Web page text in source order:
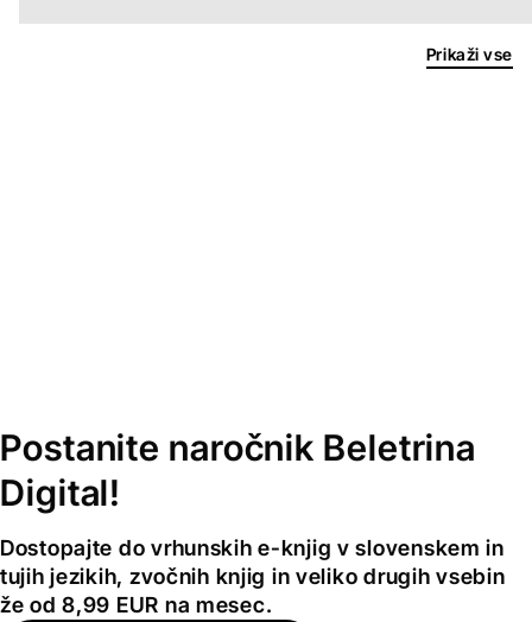
Prikaži vse
Postanite naročnik Beletrina
Digital!
Dostopajte do vrhunskih e-knjig v slovenskem in
tujih jezikih, zvočnih knjig in veliko drugih vsebin
že od 8,99 EUR na mesec.